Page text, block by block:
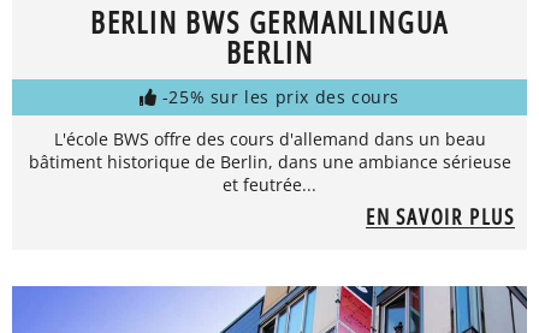
BERLIN BWS GERMANLINGUA
BERLIN
-25% sur les prix des cours
L'école BWS offre des cours d'allemand dans un beau
bâtiment historique de Berlin, dans une ambiance sérieuse
et feutrée...
EN SAVOIR PLUS